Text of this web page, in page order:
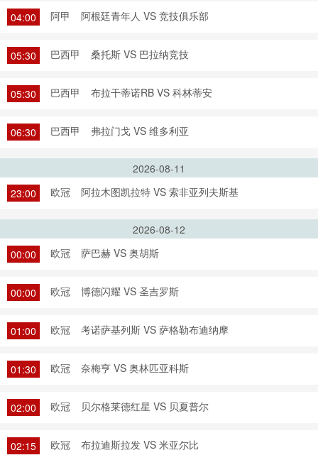
04:00 阿甲 阿根廷青年人 VS 竞技俱乐部
05:30 巴西甲 桑托斯 VS 巴拉纳竞技
05:30 巴西甲 布拉干蒂诺RB VS 科林蒂安
06:30 巴西甲 弗拉门戈 VS 维多利亚
2026-08-11
23:00
欧冠 阿拉木图凯拉特 VS 索非亚列夫斯基
2026-08-12
00:00
欧冠 萨巴赫 VS 奥胡斯
00:00 欧冠 博德闪耀 VS 圣吉罗斯
01:00 欧冠 考诺萨基列斯 VS 萨格勒布迪纳摩
01:30 欧冠 奈梅亨 VS 奥林匹亚科斯
02:00 欧冠 贝尔格莱德红星 VS 贝夏普尔
02:15 欧冠 布拉迪斯拉发 VS 米亚尔比